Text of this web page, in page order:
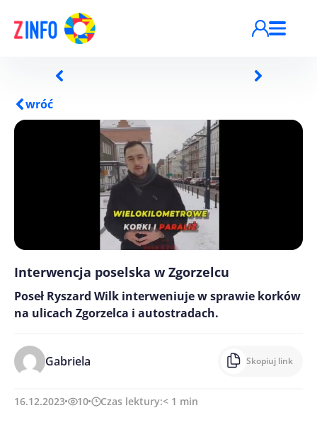
wróć
Interwencja poselska w Zgorzelcu
Poseł Ryszard Wilk interweniuje w sprawie korków
na ulicach Zgorzelca i autostradach.
Gabriela Skopiuj link
16.12.2023 10 Czas lektury:< 1 min